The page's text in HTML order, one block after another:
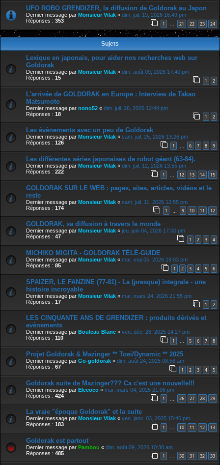
UFO ROBO GRENDIZER, la diffusion de Goldorak au Japon
Dernier message par Monsieur Vilak « dim. juil. 19, 2026 16:49 pm
Réponses : 353 1 21 22 23 24
Sujets
Lexique en japonais, pour aider nos recherches web sur
Goldorak
Dernier message par Monsieur Vilak « dim. août 09, 2026 17:40 pm
Réponses : 15 1 2
L'arrivée de GOLDORAK en Europe : Interview de Takao
Matsumoto
Dernier message par nono52 « dim. juil. 26, 2026 12:44 pm
Réponses : 18 1 2
Les évènements avec un peu de Goldorak
Dernier message par Monsieur Vilak « sam. juil. 25, 2026 13:26 pm
Réponses : 126 1 … 6 7 8 9
Les différentes séries japonaises de robot géant (63-84).
Dernier message par Monsieur Vilak « dim. juil. 12, 2026 13:55 pm
Réponses : 222 1 … 12 13 14 15
GOLDORAK SUR LE WEB : pages, sites, articles, vidéos et le
reste
Dernier message par Monsieur Vilak « sam. juil. 11, 2026 12:55 pm
Réponses : 174 1 9 10 11 12
GOLDORAK, sa diffusion à travers le monde
Dernier message par Monsieur Vilak « jeu. juin 04, 2026 17:00 pm
Réponses : 47 1 2 3 4
MICHIKO MIGITA - GOLDORAK TÉLÉ-GUIDE
Dernier message par Monsieur Vilak « mar. mai 05, 2026 19:03 pm
Réponses : 85 1 2 3 4 5 6
SPAIZER, LE FANZINE (77-81) - La (presque) integrale - une
histoire incroyable
Dernier message par Monsieur Vilak « mar. mars 24, 2026 21:55 pm
Réponses : 17 1 2
LES CINQUANTE ANS DE GRENDIZER : produits dérivés et
evènements
Dernier message par Bouleau Blanc « ven. déc. 26, 2025 14:27 pm
Réponses : 110 1 … 5 6 7 8
Projet Goldorak & Mazinger ** Toei/Dynamic ** 2025
Dernier message par Go-goldorak « dim. août 24, 2025 08:56 am
Réponses : 67 1 2 3 4 5
Goldorak suite de Mazinger??? Ca c'est une nouvelle!!!
Dernier message par Elecoco « mar. mars 04, 2025 21:06 pm
Réponses : 424 1 26 27 28 29
La vraie "époque Goldorak" et la suite
Dernier message par Monsieur Vilak « ven. janv. 03, 2025 15:46 pm
Réponses : 183 1 … 10 11 12 13
Goldorak est partout
Dernier message par Pambou « dim. août 09, 2026 10:30 am
Réponses : 485 1 30 31 32 33